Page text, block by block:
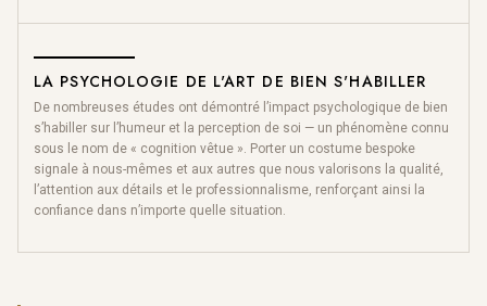
LA PSYCHOLOGIE DE L'ART DE BIEN S'HABILLER
De nombreuses études ont démontré l’impact psychologique de bien
s’habiller sur l’humeur et la perception de soi — un phénomène connu
sous le nom de « cognition vêtue ». Porter un costume bespoke
signale à nous-mêmes et aux autres que nous valorisons la qualité,
l’attention aux détails et le professionnalisme, renforçant ainsi la
confiance dans n’importe quelle situation.